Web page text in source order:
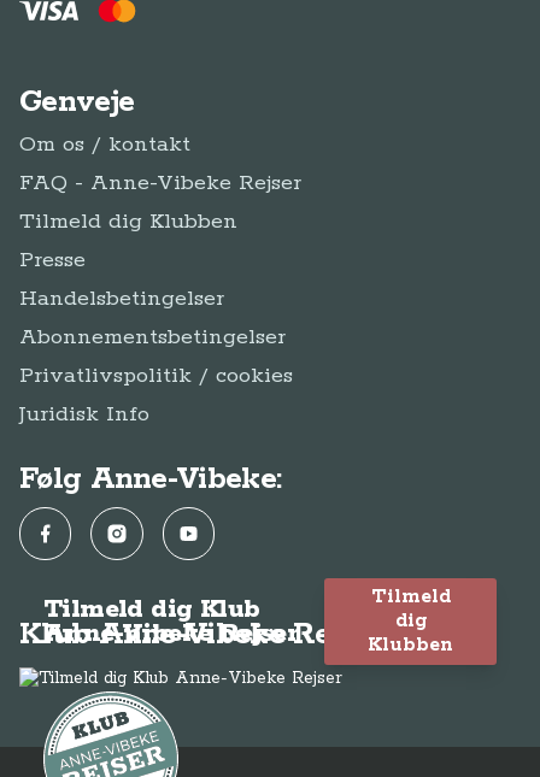
Genveje
Om os / kontakt
FAQ - Anne-Vibeke Rejser
Tilmeld dig Klubben
Presse
Handelsbetingelser
Abonnementsbetingelser
Privatlivspolitik / cookies
Juridisk Info
Følg Anne-Vibeke:
FacebookInstagramYouTube
Klub Anne-Vibeke Rejser
Tilmeld dig Klub
Anne-Vibeke Rejser
Tilmeld
dig
Klubben